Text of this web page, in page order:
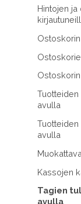
Hintojen
Tuotteiden
avulla
avulla
Kassojen
Tagien
avulla